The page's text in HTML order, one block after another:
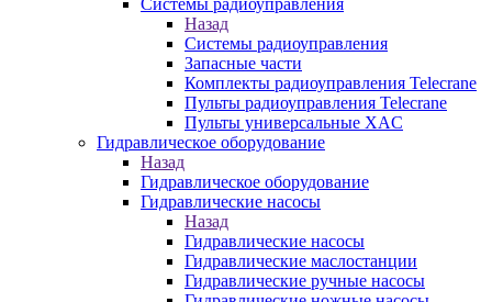
Системы радиоуправления
Назад
Системы радиоуправления
Запасные части
Комплекты радиоуправления Telecrane
Пульты радиоуправления Telecrane
Пульты универсальные XAC
Гидравлическое оборудование
Назад
Гидравлическое оборудование
Гидравлические насосы
Назад
Гидравлические насосы
Гидравлические маслостанции
Гидравлические ручные насосы